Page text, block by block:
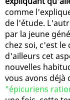
comme
de l'étude.
par la jeune
chez soi, c'est
d'ailleurs cet
nouvelles
vous avons déjà
"épicuriens